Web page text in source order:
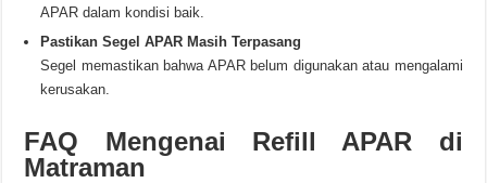
APAR dalam kondisi baik.
Pastikan Segel APAR Masih Terpasang
Segel memastikan bahwa APAR belum digunakan atau mengalami
kerusakan.
FAQ Mengenai Refill APAR di
Matraman